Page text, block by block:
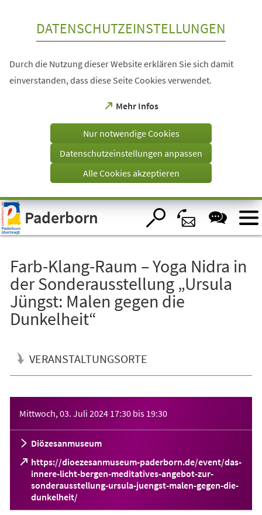
Visuelle
Assistenzsoftware
öffnen.
DATENSCHUTZEINSTELLUNGEN
Durch die Nutzung dieser Website erklären Sie sich damit
einverstanden, dass diese Seite Cookies verwendet.
Mehr Infos
(Öffnet
einem
Tab)
Nur notwendige Cookies
Datenschutzeinstellungen anpassen
Alle Cookies akzeptieren
Paderborn
Farb-Klang-Raum – Yoga Nidra in
der Sonderausstellung „Ursula
Jüngst: Malen gegen die
Dunkelheit“
VERANSTALTUNGSORTE
Mittwoch, 03. Juli 2024 17:30 bis 19:30
Diözesanmuseum
https://dioezesanmuseum-paderborn.de/event/das-
innere-licht-bergen-meditatives-angebot-zur-
sonderausstellung-ursula-juengst-malen-gegen-die-
dunkelheit/
(Öffnet
in